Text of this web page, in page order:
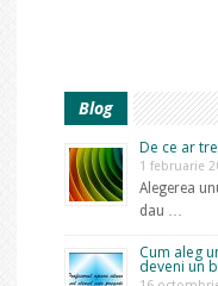
Blog
De ce ar
1 februarie
Alegerea
dau …
Cum aleg
deveni un